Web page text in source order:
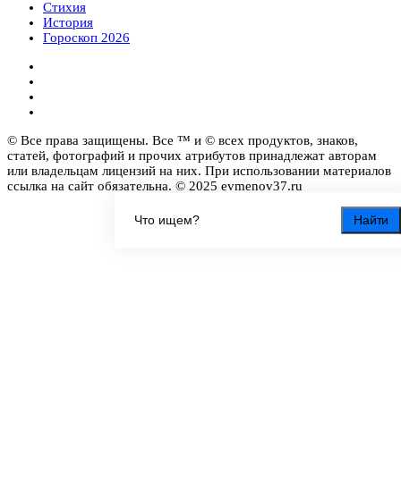
Найти
Стихия
История
Гороскоп 2026
© Все права защищены. Все ™ и © всех продуктов, знаков,
статей, фотографий и прочих атрибутов принадлежат авторам
или владельцам лицензий на них. При использовании материалов
ссылка на сайт обязательна. © 2025 evmenov37.ru